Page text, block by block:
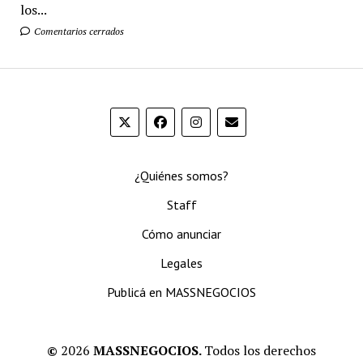
los...
Comentarios cerrados
¿Quiénes somos?
Staff
Cómo anunciar
Legales
Publicá en MASSNEGOCIOS
© 2026 MASSNEGOCIOS.Todos los derechos